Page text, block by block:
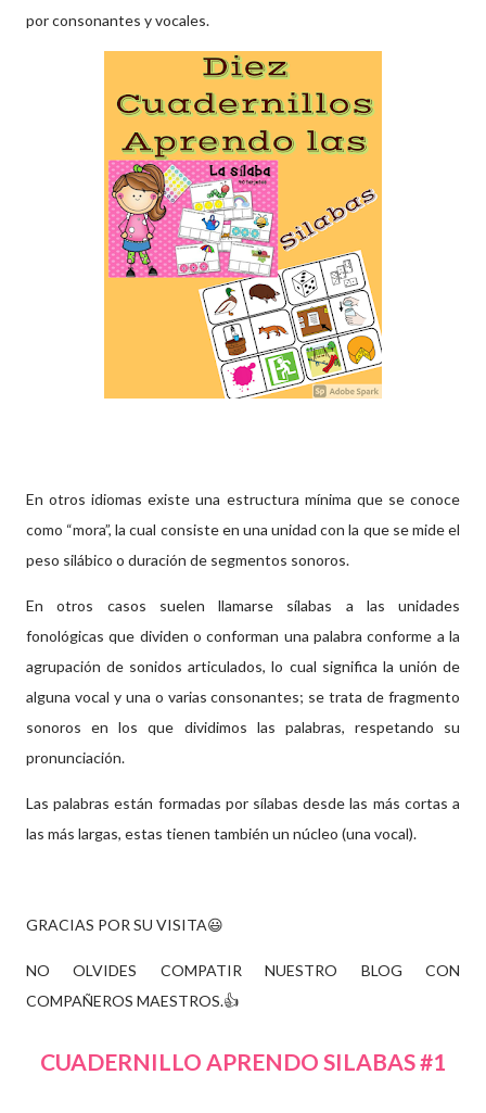
por consonantes y vocales.
En otros idiomas existe una estructura mínima que se conoce
como “mora”, la cual consiste en una unidad con la que se mide el
peso silábico o duración de segmentos sonoros.
En otros casos suelen llamarse sílabas a las unidades
fonológicas que dividen o conforman una palabra conforme a la
agrupación de sonidos articulados, lo cual significa la unión de
alguna vocal y una o varias consonantes; se trata de fragmento
sonoros en los que dividimos las palabras, respetando su
pronunciación.
Las palabras están formadas por sílabas desde las más cortas a
las más largas, estas tienen también un núcleo (una vocal).
GRACIAS POR SU VISITA😃
NO OLVIDES COMPATIR NUESTRO BLOG CON
COMPAÑEROS MAESTROS.👍
CUADERNILLO APRENDO SILABAS #1